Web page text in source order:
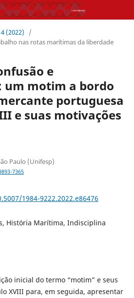
(2022)
/
nas rotas marítimas da liberdade
e
um motim a bordo
portuguesa
e suas motivações
Paulo (Unifesp)
7365
1984-9222.2022.e86476
História Marítima, Indisciplina
inicial do termo “motim” e seus
XVIII para, em seguida, apresentar